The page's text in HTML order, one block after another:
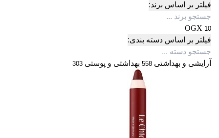
فیلتر بر اساس برند:
OGX 10
فیلتر بر اساس دسته بندی:
آرایشی و بهداشتی 558 بهداشتی و پوستی 303